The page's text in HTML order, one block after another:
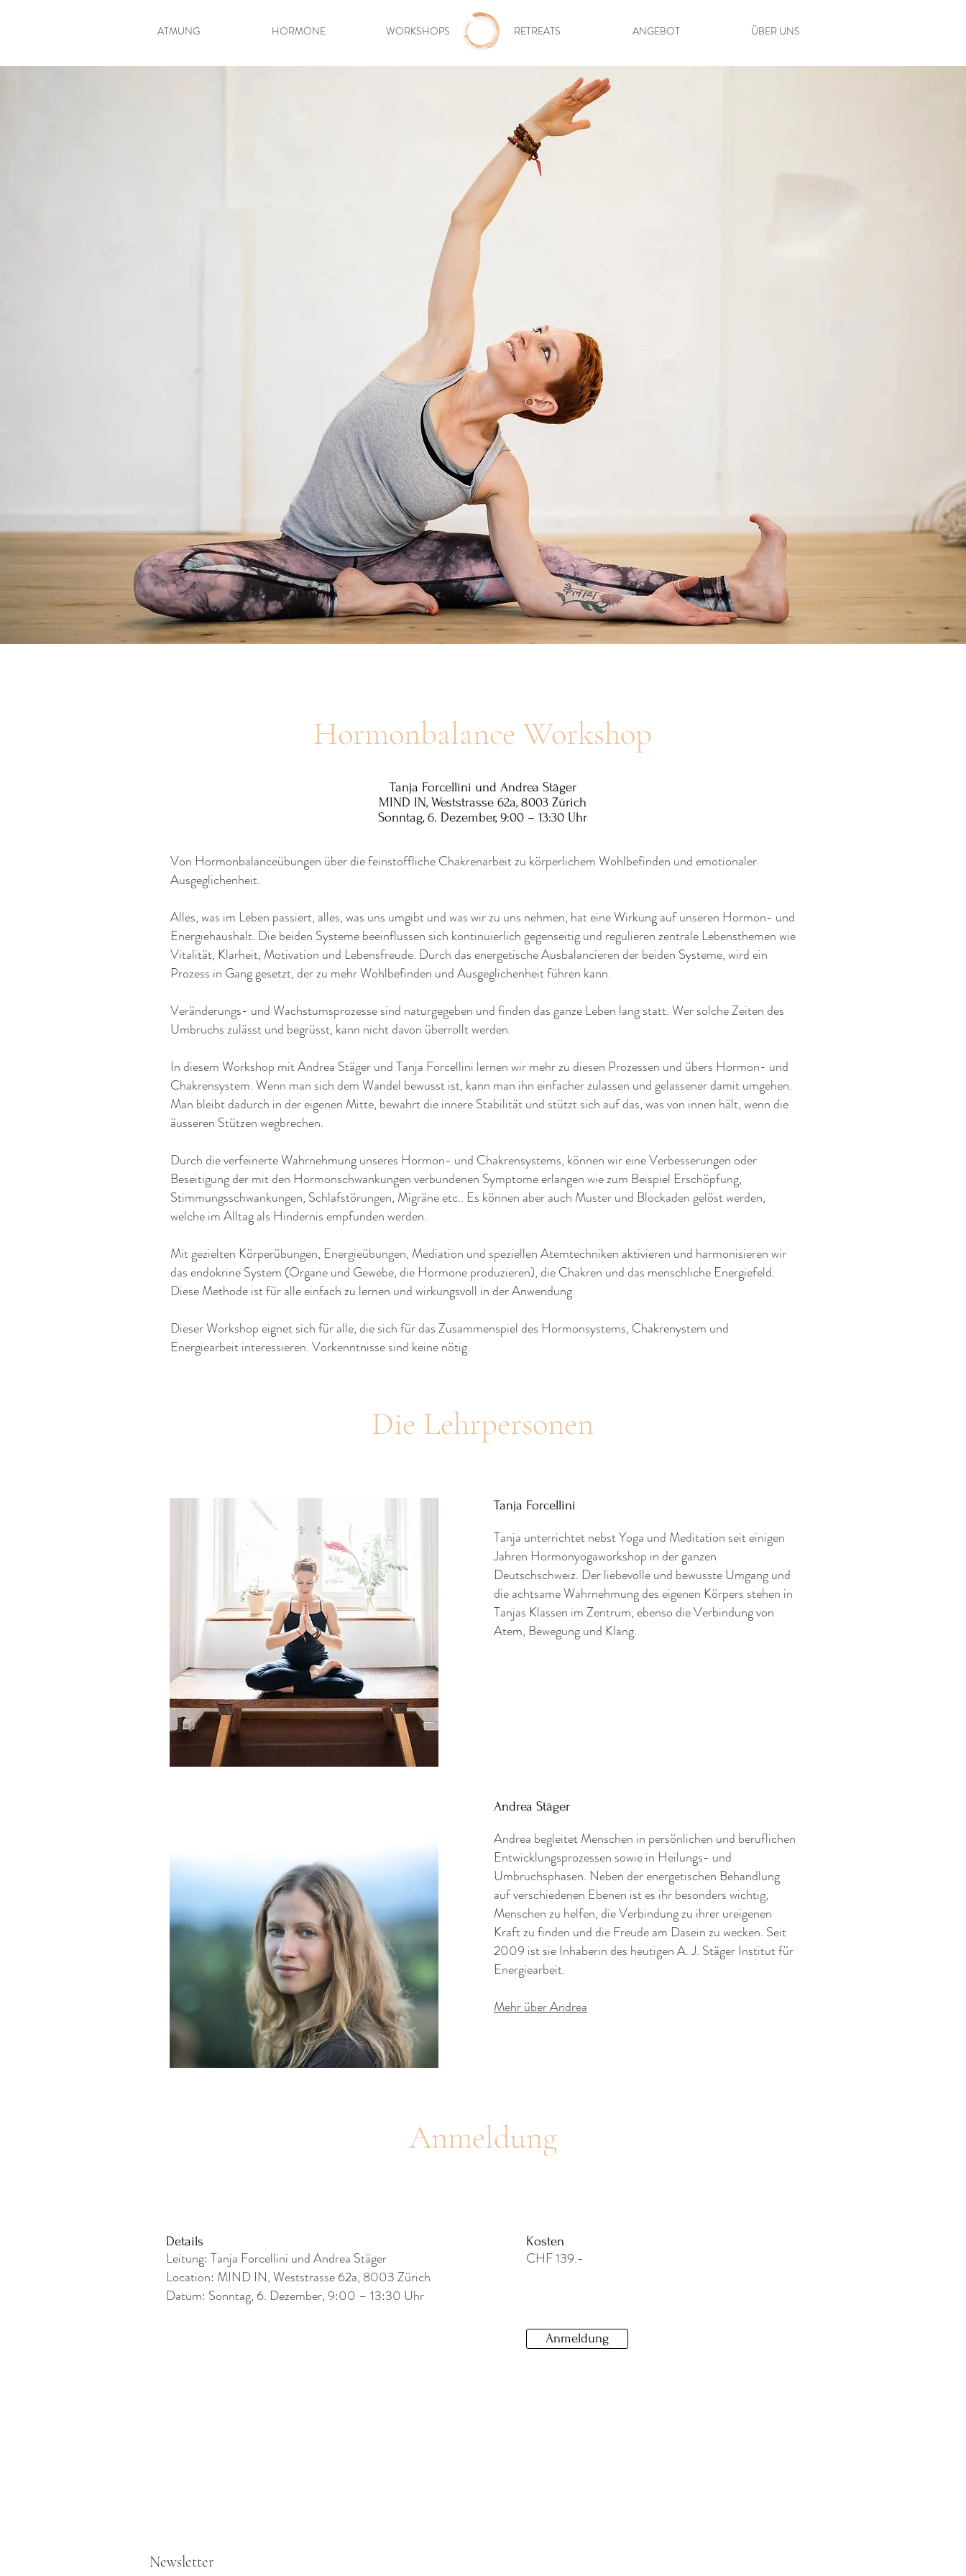
ATMUNG HORMONE WORKSHOPS RETREATS ANGEBOT ÜBER UNS
Hormonbalance Workshop
Tanja Forcellini und Andrea Stäger
MIND IN, Weststrasse 62a, 8003 Zürich
Sonntag, 6. Dezember, 9:00 – 13:30 Uhr
Von Hormonbalanceübungen über die feinstoffliche Chakrenarbeit zu körperlichem Wohlbefinden und emotionaler
Ausgeglichenheit.
Alles, was im Leben passiert, alles, was uns umgibt und was wir zu uns nehmen, hat eine Wirkung auf unseren Hormon- und
Energiehaushalt. Die beiden Systeme beeinflussen sich kontinuierlich gegenseitig und regulieren zentrale Lebensthemen wie
Vitalität, Klarheit, Motivation und Lebensfreude. Durch das energetische Ausbalancieren der beiden Systeme, wird ein
Prozess in Gang gesetzt, der zu mehr Wohlbefinden und Ausgeglichenheit führen kann.
Veränderungs- und Wachstumsprozesse sind naturgegeben und finden das ganze Leben lang statt. Wer solche Zeiten des
Umbruchs zulässt und begrüsst, kann nicht davon überrollt werden.
In diesem Workshop mit Andrea Stäger und Tanja Forcellini lernen wir mehr zu diesen Prozessen und übers Hormon- und
Chakrensystem. Wenn man sich dem Wandel bewusst ist, kann man ihn einfacher zulassen und gelassener damit umgehen.
Man bleibt dadurch in der eigenen Mitte, bewahrt die innere Stabilität und stützt sich auf das, was von innen hält, wenn die
äusseren Stützen wegbrechen.
Durch die verfeinerte Wahrnehmung unseres Hormon- und Chakrensystems, können wir eine Verbesserungen oder
Beseitigung der mit den Hormonschwankungen verbundenen Symptome erlangen wie zum Beispiel Erschöpfung,
Stimmungsschwankungen, Schlafstörungen, Migräne etc.. Es können aber auch Muster und Blockaden gelöst werden,
welche im Alltag als Hindernis empfunden werden.
Mit gezielten Körperübungen, Energieübungen, Mediation und speziellen Atemtechniken aktivieren und harmonisieren wir
das endokrine System (Organe und Gewebe, die Hormone produzieren), die Chakren und das menschliche Energiefeld.
Diese Methode ist für alle einfach zu lernen und wirkungsvoll in der Anwendung.
Dieser Workshop eignet sich für alle, die sich für das Zusammenspiel des Hormonsystems, Chakrenystem und
Energiearbeit interessieren. Vorkenntnisse sind keine nötig.
Die Lehrpersonen
Tanja Forcellini
Tanja unterrichtet nebst Yoga und Meditation seit einigen
Jahren Hormonyogaworkshop in der ganzen
Deutschschweiz. Der liebevolle und bewusste Umgang und
die achtsame Wahrnehmung des eigenen Körpers stehen in
Tanjas Klassen im Zentrum, ebenso die Verbindung von
Atem, Bewegung und Klang.
Andrea Stäger
Andrea begleitet Menschen in persönlichen und beruflichen
Entwicklungsprozessen sowie in Heilungs- und
Umbruchsphasen. Neben der energetischen Behandlung
auf verschiedenen Ebenen ist es ihr besonders wichtig,
Menschen zu helfen, die Verbindung zu ihrer ureigenen
Kraft zu finden und die Freude am Dasein zu wecken. Seit
2009 ist sie Inhaberin des heutigen A. J. Stäger Institut für
Energiearbeit.
Mehr über Andrea
Anmeldung
Details
Leitung: Tanja Forcellini und Andrea Stäger
Location: MIND IN, Weststrasse 62a, 8003 Zürich
Datum: Sonntag, 6. Dezember, 9:00 – 13:30 Uhr
Kosten
CHF 139.-
Anmeldung
Newsletter